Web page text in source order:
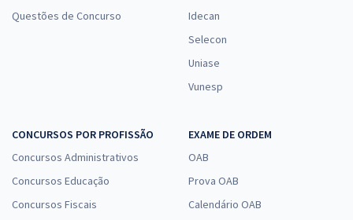
Questões de Concurso
Idecan
Selecon
Uniase
Vunesp
CONCURSOS POR PROFISSÃO
Concursos Administrativos
Concursos Educação
Concursos Fiscais
EXAME DE ORDEM
OAB
Prova OAB
Calendário OAB